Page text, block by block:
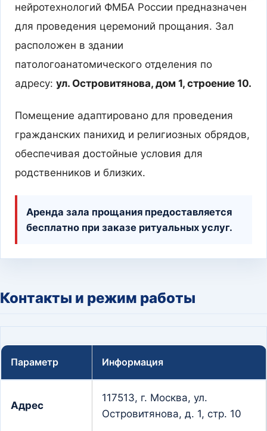
нейротехнологий ФМБА России предназначен
для проведения церемоний прощания. Зал
расположен в здании
патологоанатомического отделения по
адресу: ул. Островитянова, дом 1, строение 10.
Помещение адаптировано для проведения
гражданских панихид и религиозных обрядов,
обеспечивая достойные условия для
родственников и близких.
Аренда зала прощания предоставляется
бесплатно при заказе ритуальных услуг.
Контакты и режим работы
Параметр Информация
Адрес
117513, г. Москва, ул.
Островитянова, д. 1, стр. 10